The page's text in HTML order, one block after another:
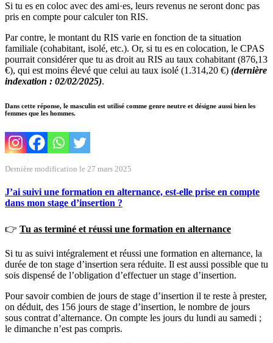
Si tu es en coloc avec des ami·es, leurs revenus ne seront donc pas
pris en compte pour calculer ton RIS.
Par contre, le montant du RIS varie en fonction de ta situation
familiale (cohabitant, isolé, etc.). Or, si tu es en colocation, le CPAS
pourrait considérer que tu as droit au RIS au taux cohabitant (876,13
€), qui est moins élevé que celui au taux isolé (1.314,20 €) (dernière
indexation : 02/02/2025).
Dans cette réponse, le masculin est utilisé comme genre neutre et désigne aussi bien les
femmes que les hommes.
Dernière modification le 27 mars 2025
J’ai suivi une formation en alternance, est-elle prise en compte
dans mon stage d’insertion ?
👉 Tu as terminé et réussi une formation en alternance
Si tu as suivi intégralement et réussi une formation en alternance, la
durée de ton stage d’insertion sera réduite. Il est aussi possible que tu
sois dispensé de l’obligation d’effectuer un stage d’insertion.
Pour savoir combien de jours de stage d’insertion il te reste à prester,
on déduit, des 156 jours de stage d’insertion, le nombre de jours
sous contrat d’alternance. On compte les jours du lundi au samedi ;
le dimanche n’est pas compris.